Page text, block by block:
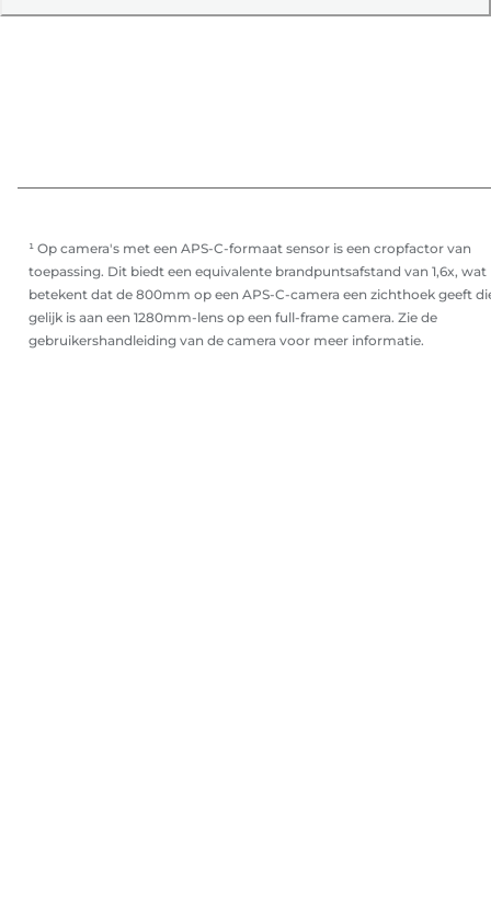
¹ Op camera's met een APS-C-formaat sensor is een cropfactor van
toepassing. Dit biedt een equivalente brandpuntsafstand van 1,6x, wat
betekent dat de 800mm op een APS-C-camera een zichthoek geeft
gelijk is aan een 1280mm-lens op een full-frame camera. Zie de
gebruikershandleiding van de camera voor meer informatie.